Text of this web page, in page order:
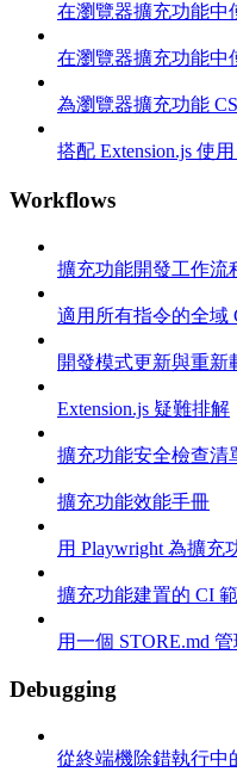
在瀏覽器擴充功能中
在瀏覽器擴充功能中
為瀏覽器擴充功能
搭配 Extension.js 使
Workflows
擴充功能開發工作流
適用所有指令的全域
開發模式更新與重新
Extension.js 疑難排解
擴充功能安全檢查清
擴充功能效能手冊
用 Playwright 為擴充
擴充功能建置的 CI
用一個 STORE.md
Debugging
從終端機除錯執行中